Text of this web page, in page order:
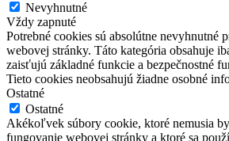
Nevyhnutné
Vždy zapnuté
Potrebné cookies sú absolútne nevyhnutné
webovej stránky. Táto kategória obsahuje
zaisťujú základné funkcie a bezpečnostné
Tieto cookies neobsahujú žiadne osobné
Ostatné
Ostatné
Akékoľvek súbory cookie, ktoré nemusia
fungovanie webovej stránky a ktoré sa